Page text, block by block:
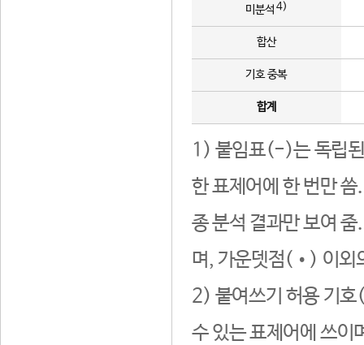
미분석 4)
합산
기호 중복
합계
1) 붙임표(-)는 독립된
한 표제어에 한 번만
종 분석 결과만 보여
며, 가운뎃점(•) 이외
2) 붙여쓰기 허용 기호
수 있는 표제어에 쓰이